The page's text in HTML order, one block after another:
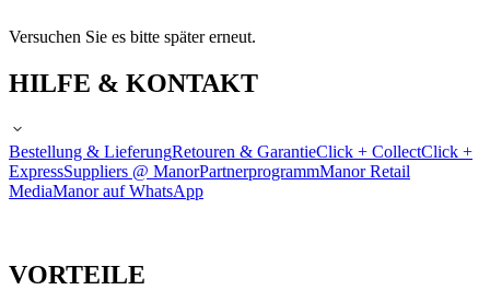
Versuchen Sie es bitte später erneut.
HILFE & KONTAKT
Bestellung & LieferungRetouren & GarantieClick + CollectClick +
ExpressSuppliers @ ManorPartnerprogrammManor Retail
MediaManor auf WhatsApp
VORTEILE